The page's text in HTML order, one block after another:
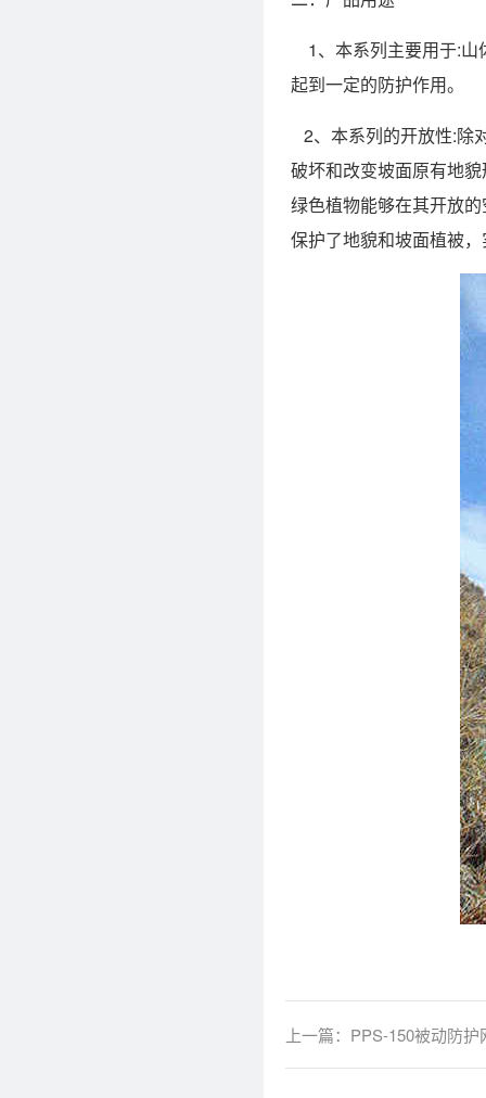
1、本系列主要用于:山
起到一定的防护作用。
2、本系列的开放性:除
破坏和改变坡面原有地
绿色植物能够在其开放
保护了地貌和坡面植被
上一篇： PPS-150被动防护